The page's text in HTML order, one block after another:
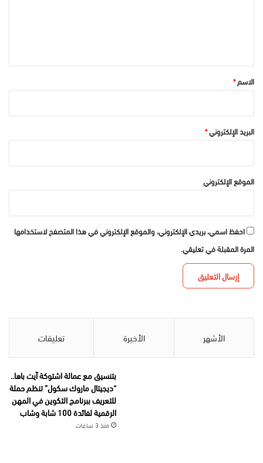
*الاسم*
البريد الإلكتروني*
الموقع الإلكتروني
احفظ اسمي، بريدي الإلكتروني، والموقع الإلكتروني في هذا المتصفح لاستخدامها
المرة المقبلة في تعليقي.
الأشهر الأخيرة تعليقات
بتنسيق مع عمالة اشتوكة آيت باها..
“ديجيتال ماروك سكول” تنظم حملة
للتعريف ببرنامج التكوين في المهن
الرقمية لفائدة 100 شابة وشاب
منذ 3 ساعات